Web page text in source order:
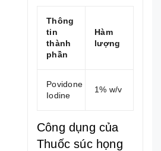
Thông
tin
thành
phần
Hàm
lượng
Povidone
Iodine
1% w/v
Công dụng của
Thuốc súc họng